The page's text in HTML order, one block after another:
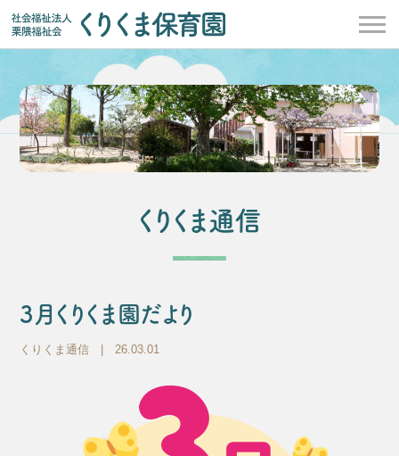
くりくま通信
3月くりくま園だより
くりくま通信 | 26.03.01